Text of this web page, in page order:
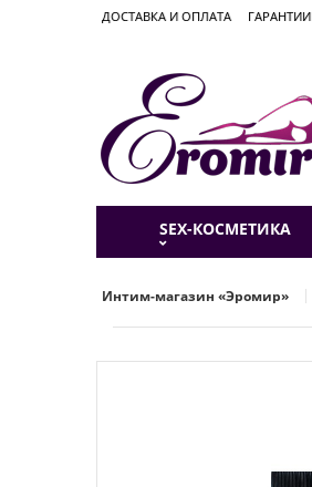
ДОСТАВКА И ОПЛАТА ГАРАНТИИ
SEX-КОСМЕТИКА
Интим-магазин «Эромир»